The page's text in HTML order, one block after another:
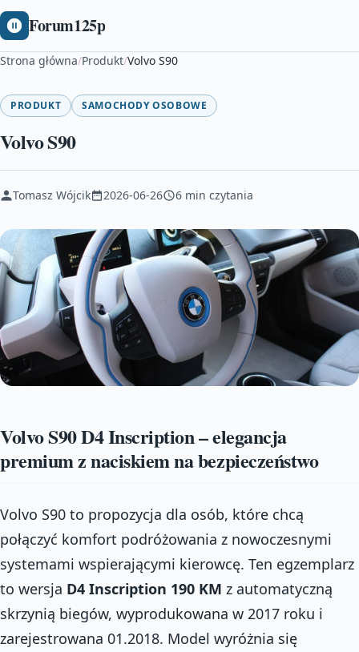
Forum125p
Strona główna/Produkt/Volvo S90
PRODUKT SAMOCHODY OSOBOWE
Volvo S90
Tomasz Wójcik 2026-06-26 6 min czytania
Volvo S90 D4 Inscription – elegancja
premium z naciskiem na bezpieczeństwo
Volvo S90 to propozycja dla osób, które chcą
połączyć komfort podróżowania z nowoczesnymi
systemami wspierającymi kierowcę. Ten egzemplarz
to wersja D4 Inscription 190 KM z automatyczną
skrzynią biegów, wyprodukowana w 2017 roku i
zarejestrowana 01.2018. Model wyróżnia się